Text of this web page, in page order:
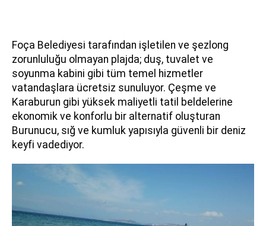
Foça Belediyesi tarafından işletilen ve şezlong
zorunluluğu olmayan plajda; duş, tuvalet ve
soyunma kabini gibi tüm temel hizmetler
vatandaşlara ücretsiz sunuluyor. Çeşme ve
Karaburun gibi yüksek maliyetli tatil beldelerine
ekonomik ve konforlu bir alternatif oluşturan
Burunucu, sığ ve kumluk yapısıyla güvenli bir deniz
keyfi vadediyor.